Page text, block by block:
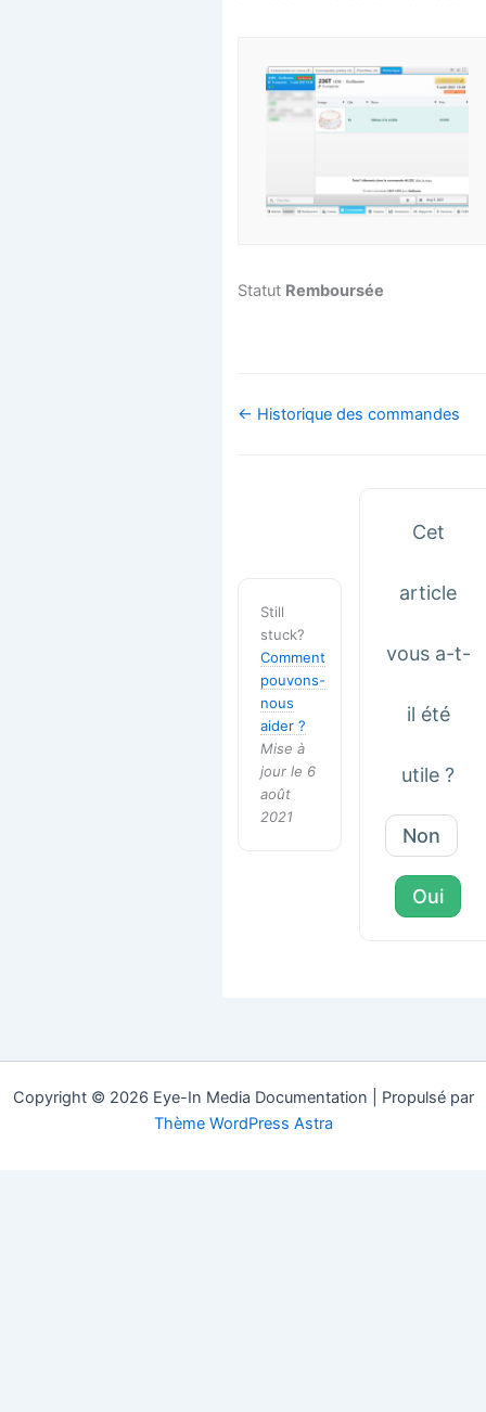
Statut Remboursée
Navigation
← Historique des commandes
Still
stuck?
Comment
pouvons-
nous
aider ?
Mise à
jour le 6
août
2021
Cet
article
vous a-t-
il été
utile ?
Non
Oui
Copyright © 2026 Eye-In Media Documentation | Propulsé par
Thème WordPress Astra